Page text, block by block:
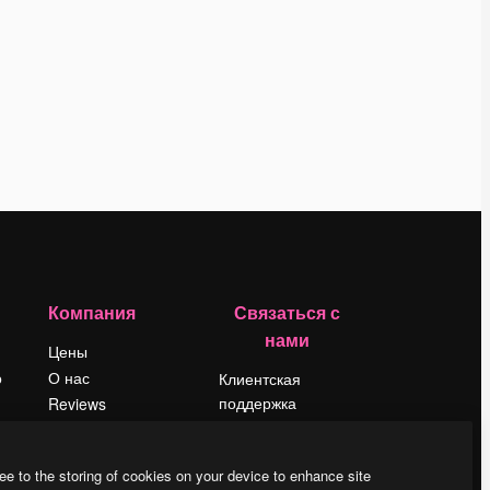
Компания
Цены
О нас
Reviews
Блог
Связаться с
нами
Клиентская
поддержка
LinkedIn
to the storing of cookies on your device to enhance site